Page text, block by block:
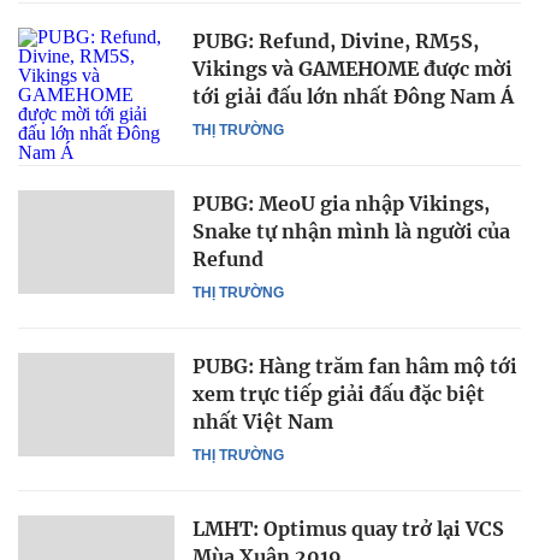
THỊ TRƯỜNG
PUBG: Refund, Divine, RM5S,
Vikings và GAMEHOME được mời
tới giải đấu lớn nhất Đông Nam Á
THỊ TRƯỜNG
PUBG: MeoU gia nhập Vikings,
Snake tự nhận mình là người của
Refund
THỊ TRƯỜNG
PUBG: Hàng trăm fan hâm mộ tới
xem trực tiếp giải đấu đặc biệt
nhất Việt Nam
LMHT: Optimus quay trở lại VCS